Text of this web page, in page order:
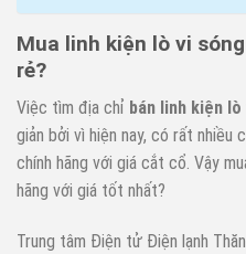
Mua linh kiện lò vi
rẻ?
Việc tìm địa chỉ bán linh kiện lò
giản bởi vì hiện nay, có rất nhiều
chính hãng với giá cắt cổ. Vậy
hãng với giá tốt nhất?
Trung tâm Điện tử Điện lạnh